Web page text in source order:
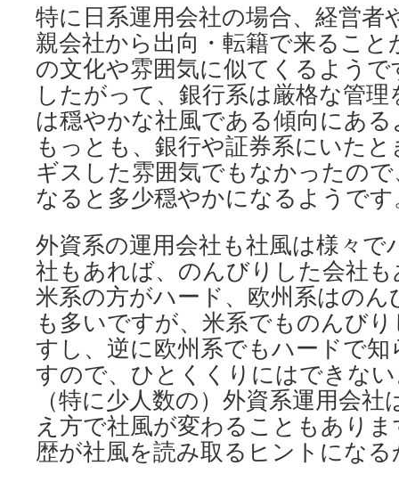
特に日系運用会社の場合、経営者
親会社から出向・転籍で来るこ
の文化や雰囲気に似てくるようで
したがって、銀行系は厳格な管
は穏やかな社風である傾向にあ
もっとも、銀行や証券系にいた
ギスした雰囲気でもなかったの
なると多少穏やかになるようです
外資系の運用会社も社風は様々で
社もあれば、のんびりした会社
米系の方がハード、欧州系はの
も多いですが、米系でものんび
すし、逆に欧州系でもハードで
すので、ひとくくりにはできな
（特に少人数の）外資系運用会
え方で社風が変わることもあり
歴が社風を読み取るヒントにな